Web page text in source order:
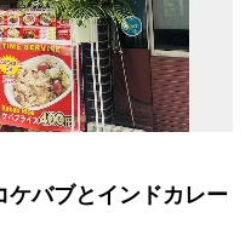
バブとインドカレー